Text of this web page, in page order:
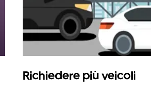
Richiedere più veicoli